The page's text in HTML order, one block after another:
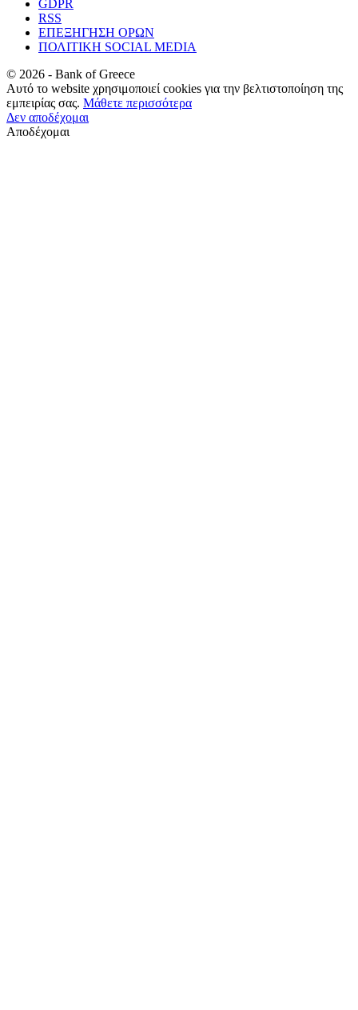
GDPR
RSS
ΕΠΕΞΗΓΗΣΗ ΟΡΩΝ
ΠΟΛΙΤΙΚΗ SOCIAL MEDIA
© 2026 - Bank of Greece
Αυτό το website χρησιμοποιεί cookies για την βελτιστοποίηση της
εμπειρίας σας. Μάθετε περισσότερα
Δεν αποδέχομαι
Αποδέχομαι